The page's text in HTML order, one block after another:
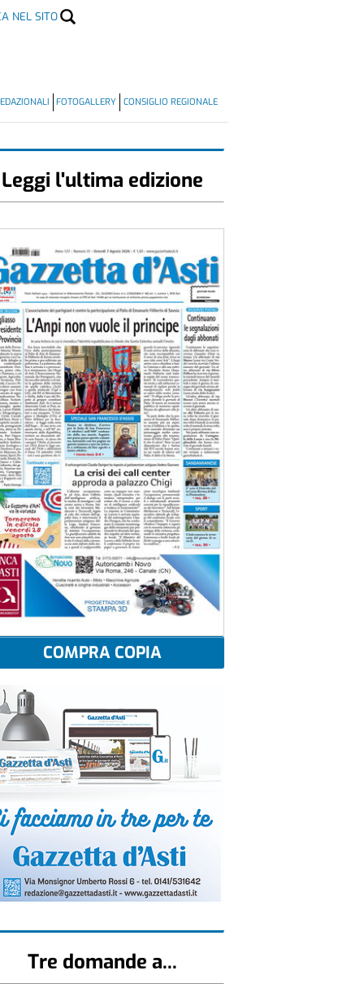
NEL SITO
FOTOGALLERY CONSIGLIO REGIONALE
Leggi l'ultima edizione
COMPRA COPIA
Tre domande a...